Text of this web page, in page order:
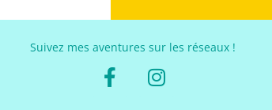
Suivez mes aventures sur les réseaux !